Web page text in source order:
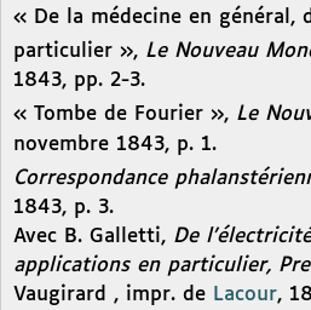
« De la médecine en général,
particulier », Le Nouveau
1843, pp. 2-3.
« Tombe de Fourier », Le
novembre 1843, p. 1.
Correspondance
1843, p. 3.
Avec B. Galletti, De
applications en particulier,
Vaugirard , impr. de Lacour,